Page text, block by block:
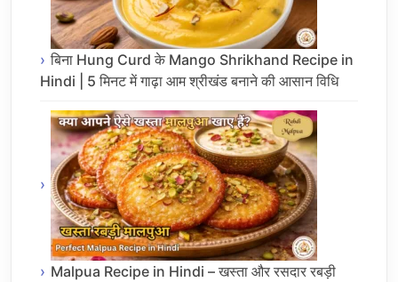
बिना Hung Curd के Mango Shrikhand Recipe in
Hindi | 5 मिनट में गाढ़ा आम श्रीखंड बनाने की आसान विधि
Malpua Recipe in Hindi – खस्ता और रसदार रबड़ी